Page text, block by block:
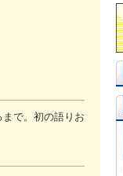
で。初の語りお